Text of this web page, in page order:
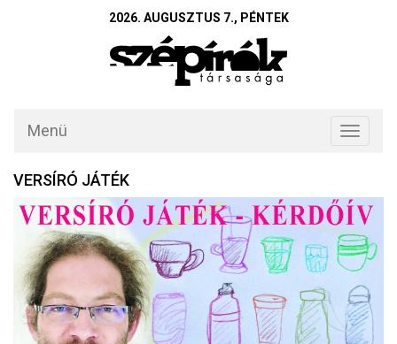
2026. AUGUSZTUS 7., PÉNTEK
Toggle
Menü
VERSÍRÓ JÁTÉK